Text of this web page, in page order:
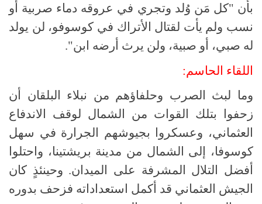
بأن "كل مَن وُلد وتجري في عروقه دماء صربية أو
نسب ولم يأت لقتال الأتراك في كوسوفو، لن يولد
له صبي، أو صبية، ولن يرث أرضه ابن".
اللقاء الحاسم:
وما لبث الصرب وحلفاؤهم من نبلاء البلقان أن
زحفوا بتلك القوات من الشمال لوقف الاندفاع
العثماني، وعسكروا بجيوشهم الجرارة في سهل
كوسوفا، إلى الشمال من مدينة بريشتينا، واحتلوا
أفضل التلال المشرفة على الميدان. وحينئذٍ كان
الجيش العثماني قد أكمل استعداداته فزحف بدوره